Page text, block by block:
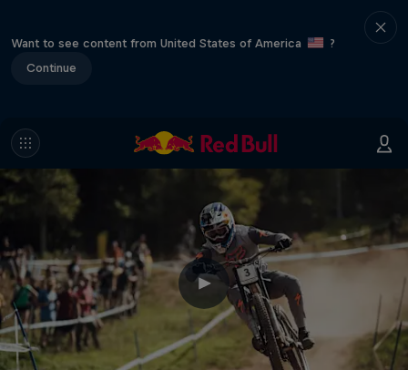
Want to see content from United States of America
?
Continue